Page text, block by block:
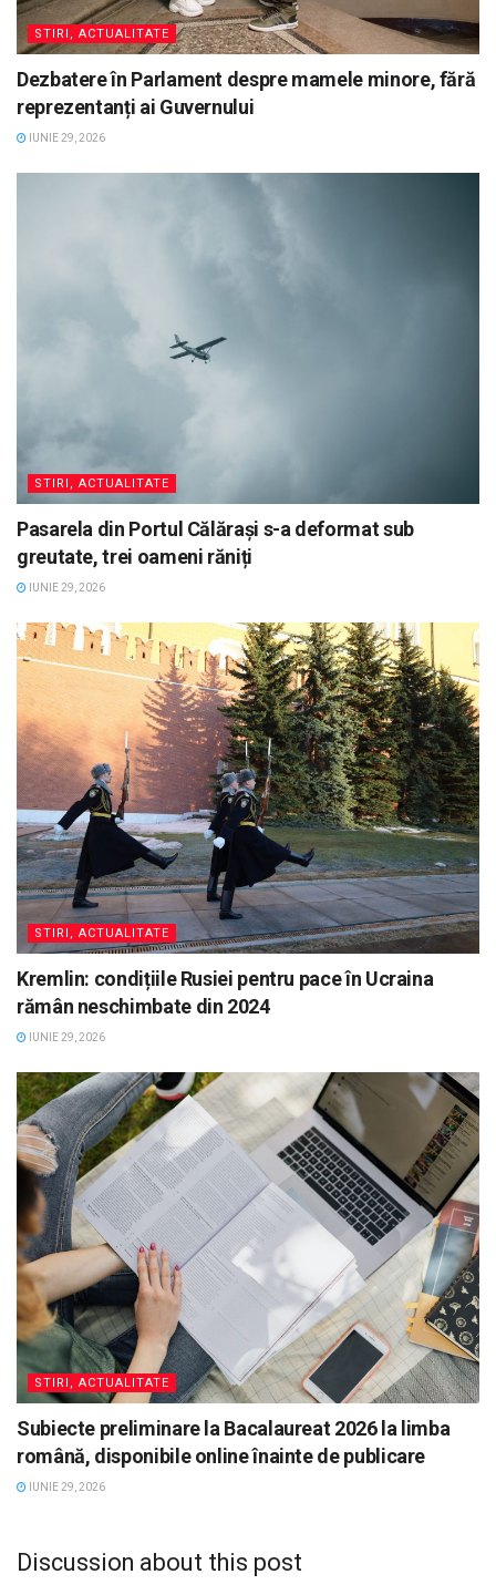
STIRI, ACTUALITATE
Dezbatere în Parlament despre mamele minore, fără
reprezentanți ai Guvernului
IUNIE 29, 2026
STIRI, ACTUALITATE
Pasarela din Portul Călărași s-a deformat sub
greutate, trei oameni răniți
IUNIE 29, 2026
STIRI, ACTUALITATE
Kremlin: condițiile Rusiei pentru pace în Ucraina
rămân neschimbate din 2024
IUNIE 29, 2026
STIRI, ACTUALITATE
Subiecte preliminare la Bacalaureat 2026 la limba
română, disponibile online înainte de publicare
IUNIE 29, 2026
Discussion about this post